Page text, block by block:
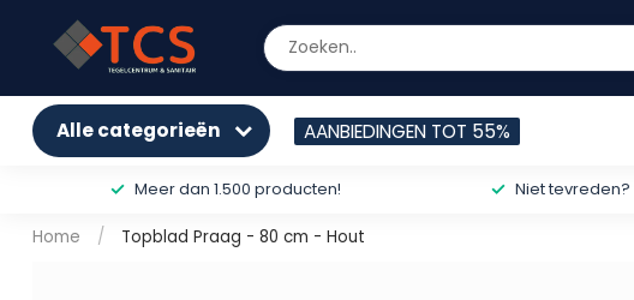
Alle categorieën AANBIEDINGEN TOT 55%
Meer dan 1.500 producten! Niet tevreden?
Home / Topblad Praag - 80 cm - Hout